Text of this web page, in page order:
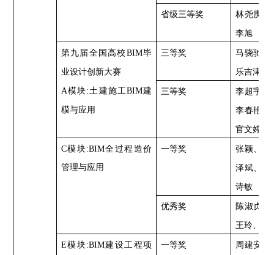
省级三等奖 林尧庚、
李旭
第九届全国高校 BIM毕
业设计创新大赛
A模块:土建施工BIM建
模与应用
三等奖 马骁驰、
乐吉津、
三等奖 李超宇、
李春艳、
官文婷
C模块:BIM全过程造价
管理与应用
一等奖 张颖、张
泽斌、张
诗敏
优秀奖 陈淑贞、
王玲、卢
E模块:BIM建设工程项 一等奖 周建安、